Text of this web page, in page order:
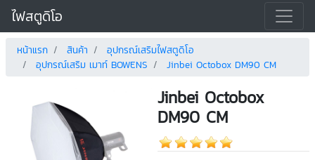
ไฟสตูดิโอ
หน้าแรก สินค้า
อุปกรณ์เสริมไฟสตูดิโอ
อุปกรณ์เสริม เมาท์ BOWENS
Jinbei Octobox DM90 CM
Jinbei Octobox
DM90 CM